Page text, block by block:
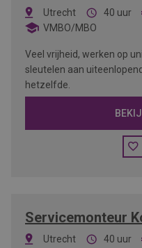
Utrecht 40 uur
VMBO/MBO
Veel vrijheid, werken op
sleutelen aan
hetzelfde.
Servicemonteur
Utrecht 40 uur